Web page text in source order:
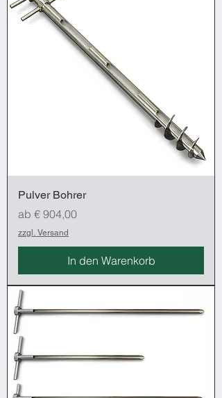
Pulver Bohrer
ab € 904,00
Sale-Preis
zzgl. Versand
In den Warenkorb